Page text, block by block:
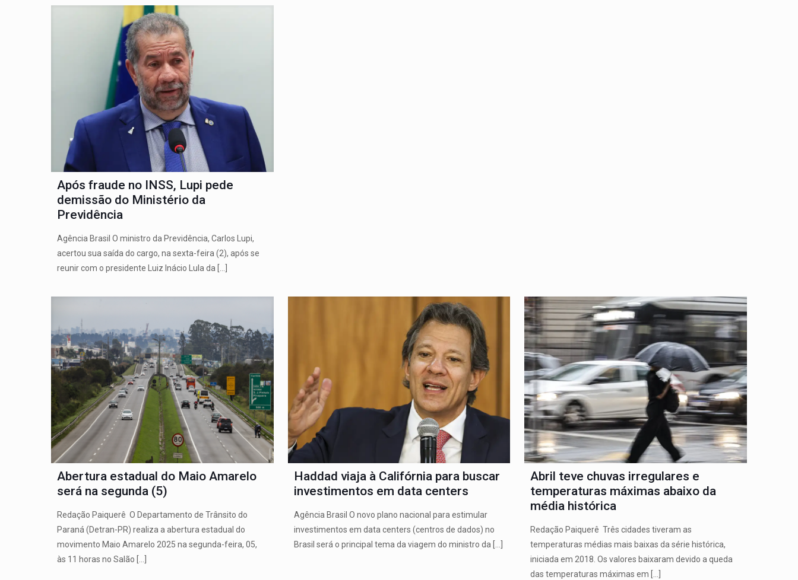
Após fraude no INSS, Lupi pede
demissão do Ministério da
Previdência
Agência Brasil O ministro da Previdência, Carlos Lupi,
acertou sua saída do cargo, na sexta-feira (2), após se
reunir com o presidente Luiz Inácio Lula da
Abertura estadual do Maio Amarelo
será na segunda (5)
Redação Paiquerê O Departamento de Trânsito do
Paraná (Detran-PR) realiza a abertura estadual do
movimento Maio Amarelo 2025 na segunda-feira, 05,
às 11 horas no Salão
Haddad viaja à Califórnia para buscar
investimentos em data centers
Agência Brasil O novo plano nacional para estimular
investimentos em data centers (centros de dados) no
Brasil será o principal tema da viagem do ministro da
Abril teve chuvas irregulares e
temperaturas máximas abaixo da
média histórica
Redação Paiquerê Três cidades tiveram as
temperaturas médias mais baixas da série histórica,
iniciada em 2018. Os valores baixaram devido a queda
das temperaturas máximas em